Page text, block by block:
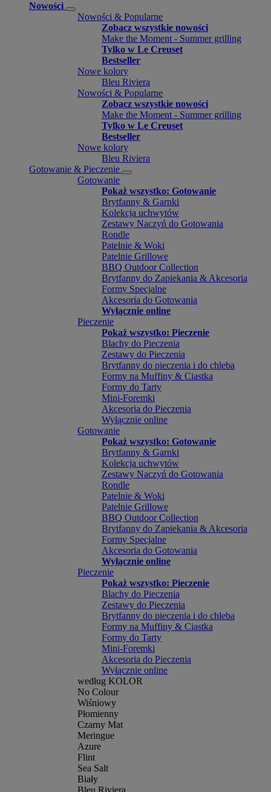
Nowości
Nowości & Popularne
Zobacz wszystkie nowości
Make the Moment - Summer grilling
Tylko w Le Creuset
Bestseller
Nowe kolory
Bleu Riviera
Nowości & Popularne
Zobacz wszystkie nowości
Make the Moment - Summer grilling
Tylko w Le Creuset
Bestseller
Nowe kolory
Bleu Riviera
Gotowanie & Pieczenie
Gotowanie
Pokaż wszystko: Gotowanie
Brytfanny & Garnki
Kolekcja uchwytów
Zestawy Naczyń do Gotowania
Rondle
Patelnie & Woki
Patelnie Grillowe
BBQ Outdoor Collection
Brytfanny do Zapiekania & Akcesoria
Formy Specjalne
Akcesoria do Gotowania
Wyłącznie online
Pieczenie
Pokaż wszystko: Pieczenie
Blachy do Pieczenia
Zestawy do Pieczenia
Brytfanny do pieczenia i do chleba
Formy na Muffiny & Ciastka
Formy do Tarty
Mini-Foremki
Akcesoria do Pieczenia
Wyłącznie online
Gotowanie
Pokaż wszystko: Gotowanie
Brytfanny & Garnki
Kolekcja uchwytów
Zestawy Naczyń do Gotowania
Rondle
Patelnie & Woki
Patelnie Grillowe
BBQ Outdoor Collection
Brytfanny do Zapiekania & Akcesoria
Formy Specjalne
Akcesoria do Gotowania
Wyłącznie online
Pieczenie
Pokaż wszystko: Pieczenie
Blachy do Pieczenia
Zestawy do Pieczenia
Brytfanny do pieczenia i do chleba
Formy na Muffiny & Ciastka
Formy do Tarty
Mini-Foremki
Akcesoria do Pieczenia
Wyłącznie online
według KOLOR
No Colour
Wiśniowy
Płomienny
Czarny Mat
Meringue
Azure
Flint
Sea Salt
Biały
Bleu Riviera